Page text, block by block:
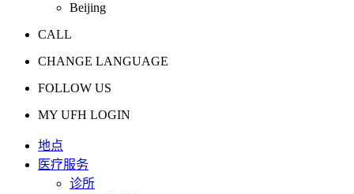
Beijing
CALL
CHANGE LANGUAGE
FOLLOW US
MY UFH LOGIN
地点
医疗服务
诊所